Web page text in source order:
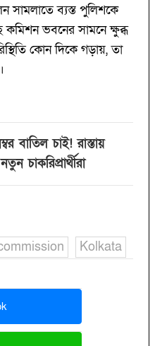
সামলাতে ব্যস্ত পুলিশকে
ভবনের সামনে ক্ষুব্ধ
কোন দিকে গড়ায়, তা
বাতিল চাই! রাস্তায়
চাকরিপ্রার্থীরা
Kolkata